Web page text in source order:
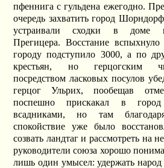
пфеннига с гульдена ежегодно.
очередь захватить город
устраивали сходки в доме
Прегицера. Восстание
городу подступило 3000, а по
крестьян, но герцогским
посредством ласковых посулов
герцог Ульрих, пообещав
поспешно прискакал в
всадниками, но там
спокойствие уже было
созвать ландтаг и рассмотреть на
руководители союза хорошо
лишь один умысел: удержать